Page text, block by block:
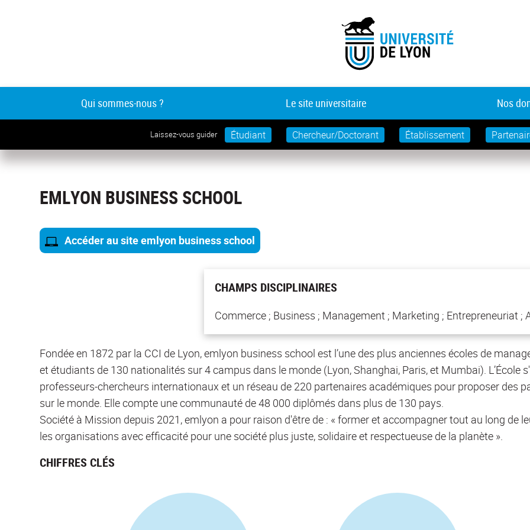
Qui sommes-nous ? Le site universitaire Nos
Laissez-vous guider Étudiant Chercheur/Doctorant Établissement
EMLYON BUSINESS SCHOOL
Accéder au site emlyon business school
Fondée en 1872 par la CCI de Lyon, emlyon business school est l’une des plus anciennes écoles de
et étudiants de 130 nationalités sur 4 campus dans le monde (Lyon, Shanghai, Paris, et Mumbai). L’École
professeurs-chercheurs internationaux et un réseau de 220 partenaires académiques pour proposer des
sur le monde. Elle compte une communauté de 48 000 diplômés dans plus de 130 pays.
Société à Mission depuis 2021, emlyon a pour raison d'être de : « former et accompagner tout au long de
les organisations avec efficacité pour une société plus juste, solidaire et respectueuse de la planète ».
CHIFFRES CLÉS
CHAMPS DISCIPLINAIRES
Commerce ; Business ; Management ; Marketing ; Entrepreneuriat ;